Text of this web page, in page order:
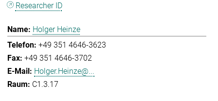
Researcher ID
Holger Heinze
+49 351 4646-3623
+49 351 4646-3702
Holger.Heinze@...
C1.3.17